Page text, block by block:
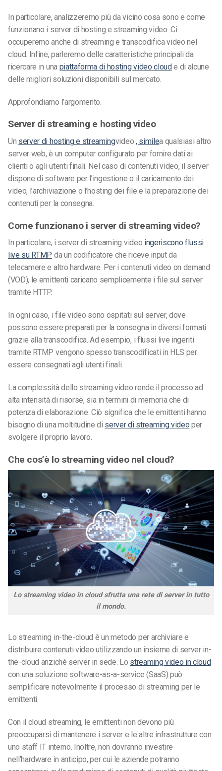
In particolare, analizzeremo più da vicino cosa sono e come
funzionano i server di hosting e streaming video. Ci
occuperemo anche di streaming e transcodifica video nel
cloud. Infine, parleremo delle caratteristiche principali da
ricercare in una piattaforma di hosting video cloude di alcune
delle migliori soluzioni disponibili sul mercato.
Approfondiamo l’argomento.
Server di streaming e hosting video
Un server di hosting e streamingvideo , similea qualsiasi altro
server web, è un computer configurato per fornire dati ai
clienti o agli utenti finali. Nel caso di contenuti video, il server
dispone di software per l’ingestione o il caricamento dei
video, l’archiviazione o l’hosting dei file e la preparazione dei
contenuti per la consegna.
Come funzionano i server di streaming video?
In particolare, i server di streaming video ingeriscono flussi
live su RTMP da un codificatore che riceve input da
telecamere e altro hardware. Per i contenuti video on demand
(VOD), le emittenti caricano semplicemente i file sul server
tramite HTTP.
In ogni caso, i file video sono ospitati sul server, dove
possono essere preparati per la consegna in diversi formati
grazie alla transcodifica. Ad esempio, i flussi live ingeriti
tramite RTMP vengono spesso transcodificati in HLS per
essere consegnati agli utenti finali.
La complessità dello streaming video rende il processo ad
alta intensità di risorse, sia in termini di memoria che di
potenza di elaborazione. Ciò significa che le emittenti hanno
bisogno di una moltitudine di server di streaming video per
svolgere il proprio lavoro.
Che cos’è lo streaming video nel cloud?
Lo streaming video in cloud sfrutta una rete di server in tutto
il mondo.
Lo streaming in-the-cloud è un metodo per archiviare e
distribuire contenuti video utilizzando un insieme di server in-
the-cloud anziché server in sede. Lo streaming video in cloud
con una soluzione software-as-a-service (SaaS) può
semplificare notevolmente il processo di streaming per le
emittenti.
Con il cloud streaming, le emittenti non devono più
preoccuparsi di mantenere i server e le altre infrastrutture con
uno staff IT interno. Inoltre, non dovranno investire
nell’hardware in anticipo, per cui le aziende potranno